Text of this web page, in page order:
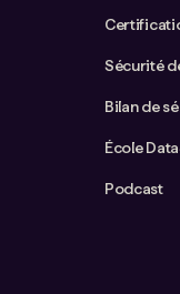
Sécurité
Bilan de
École
Podcast